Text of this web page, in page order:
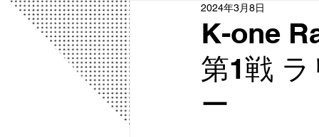
テレビ＆雑誌 掲載＆放映情報
K-oneDAMPER クラシッ
K-one
第1戦
ー
2024年3月8日